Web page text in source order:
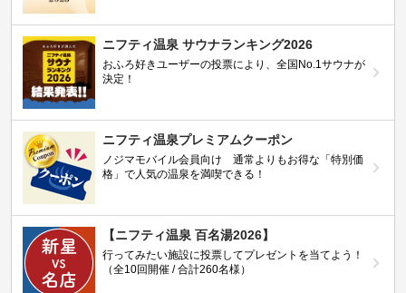
ニフティ温泉 サウナランキング2026
おふろ好きユーザーの投票により、全国No.1サウナが
決定！
ニフティ温泉プレミアムクーポン
ノジマモバイル会員向け 通常よりもお得な「特別価
格」で人気の温泉を満喫できる！
【ニフティ温泉 百名湯2026】
行ってみたい施設に投票してプレゼントを当てよう！
（全10回開催 / 合計260名様）